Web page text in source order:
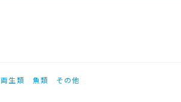
両生類 魚類 その他